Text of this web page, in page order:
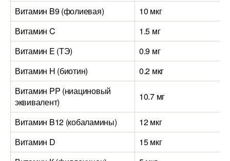
Витамин B9 (фолиевая)
10 мкг
Витамин C
1.5 мг
Витамин E (ТЭ)
0.9 мг
Витамин H (биотин)
0.2 мкг
Витамин PP (ниациновый
эквивалент)
10.7 мг
Витамин B12 (кобаламины)
12 мкг
Витамин D
15 мкг